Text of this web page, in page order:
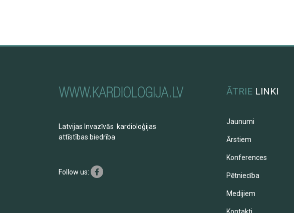
ĀTRIE LINKI
Jaunumi
Ārstiem
Konferences
Pētniecība
Medijiem
Latvijas Invazīvās kardioloģijas
attīstības biedrība
Follow us: